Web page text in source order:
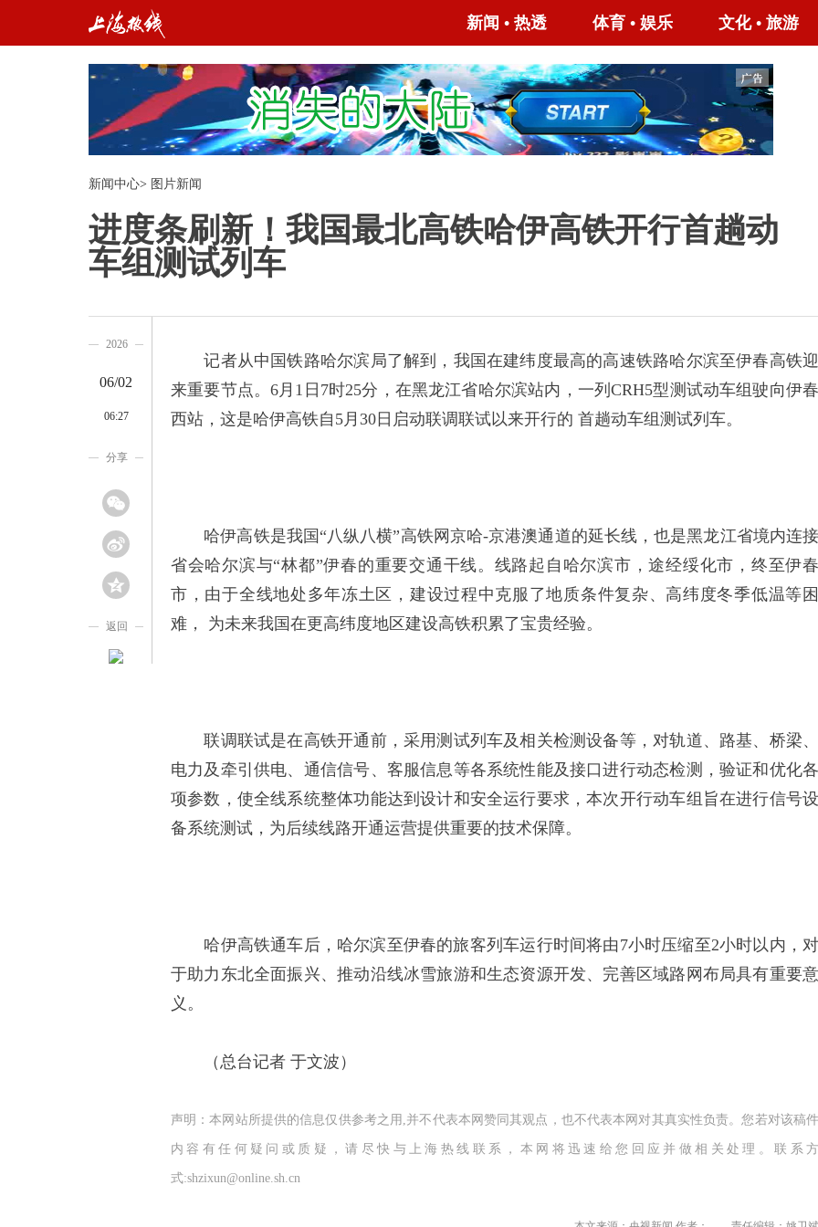
新闻 • 热透 体育 • 娱乐 文化• 旅游
新闻中心> 图片新闻
进度条刷新！我国最北高铁哈伊高铁开行首趟动
车组测试列车
2026
06/02
06:27
分享
返回
记者从中国铁路哈尔滨局了解到，我国在建纬度最高的高速铁路哈尔滨至伊春高铁迎
来重要节点。6月1日7时25分，在黑龙江省哈尔滨站内，一列CRH5型测试动车组驶向伊春
西站，这是哈伊高铁自5月30日启动联调联试以来开行的 首趟动车组测试列车。
哈伊高铁是我国“八纵八横”高铁网京哈-京港澳通道的延长线，也是黑龙江省境内连接
省会哈尔滨与“林都”伊春的重要交通干线。线路起自哈尔滨市，途经绥化市，终至伊春
市，由于全线地处多年冻土区，建设过程中克服了地质条件复杂、高纬度冬季低温等困
难， 为未来我国在更高纬度地区建设高铁积累了宝贵经验。
联调联试是在高铁开通前，采用测试列车及相关检测设备等，对轨道、路基、桥梁、
电力及牵引供电、通信信号、客服信息等各系统性能及接口进行动态检测，验证和优化各
项参数，使全线系统整体功能达到设计和安全运行要求，本次开行动车组旨在进行信号设
备系统测试，为后续线路开通运营提供重要的技术保障。
哈伊高铁通车后，哈尔滨至伊春的旅客列车运行时间将由7小时压缩至2小时以内，对
于助力东北全面振兴、推动沿线冰雪旅游和生态资源开发、完善区域路网布局具有重要意
义。
（总台记者 于文波）
声明：本网站所提供的信息仅供参考之用,并不代表本网赞同其观点，也不代表本网对其真实性负责。您若对该稿件
内容有任何疑问或质疑，请尽快与上海热线联系，本网将迅速给您回应并做相关处理。联系方
式:shzixun@online.sh.cn